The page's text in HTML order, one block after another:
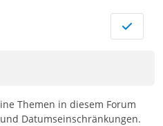
Themen in diesem Forum
Datumseinschränkungen.